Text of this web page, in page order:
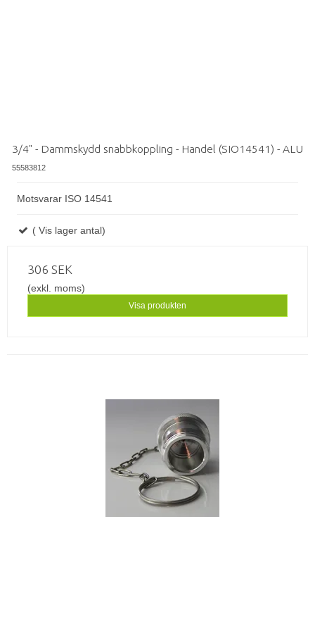
3/4" - Dammskydd snabbkoppling - Handel (SIO14541) - ALU
55583812
Motsvarar ISO 14541
( Vis lager antal)
306 SEK
(exkl. moms)
Visa produkten